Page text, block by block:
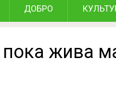
ДОБРО
жива